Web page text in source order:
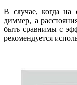
В случае, когда на
диммер, а
быть сравнимы с
рекомендуется